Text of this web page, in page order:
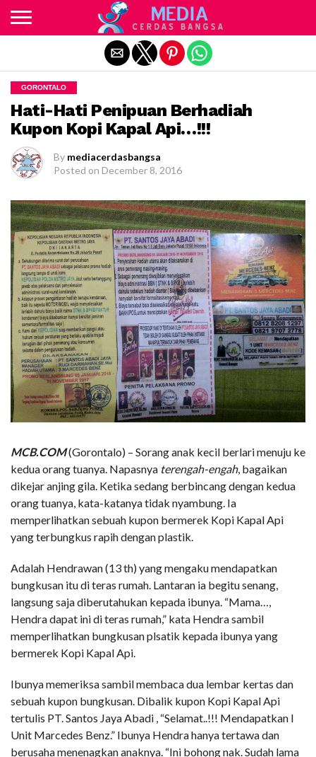
GORONTALO
Hati-Hati Penipuan Berhadiah
Kupon Kopi Kapal Api…!!!
By mediacerdasbangsa
Posted on December 8, 2016
MCB.COM(Gorontalo) – Sorang anak kecil berlari menuju ke
kedua orang tuanya. Napasnya terengah-engah, bagaikan
dikejar anjing gila. Ketika sedang berbincang dengan kedua
orang tuanya, kata-katanya tidak nyambung. Ia
memperlihatkan sebuah kupon bermerek Kopi Kapal Api
yang terbungkus rapih dengan plastik.
Adalah Hendrawan (13 th) yang mengaku mendapatkan
bungkusan itu di teras rumah. Lantaran ia begitu senang,
langsung saja diberutahukan kepada ibunya. “Mama…,
Hendra dapat ini di teras rumah,” kata Hendra sambil
memperlihatkan bungkusan plsatik kepada ibunya yang
bermerek Kopi Kapal Api.
Ibunya memeriksa sambil membaca dua lembar kertas dan
sebuah kupon bungkusan. Dibalik kupon Kopi Kapal Api
tertulis PT. Santos Jaya Abadi , “Selamat..!!! Mendapatkan I
Unit Marcedes Benz.” Ibunya Hendra hanya tertawa dan
berusaha menenagkan anaknya. “Ini bohong nak. Sudah lama
Exit mobile version